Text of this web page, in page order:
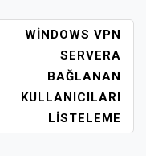
WINDOWS VPN
SERVERA
BAĞLANAN
KULLANICILARI
LISTELEME